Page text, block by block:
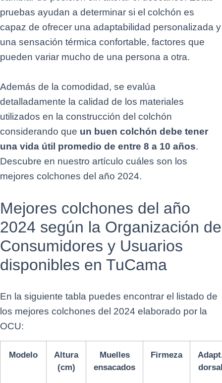
pruebas ayudan a determinar si el colchón es
capaz de ofrecer una adaptabilidad personalizada y
una sensación térmica confortable, factores que
pueden variar mucho de una persona a otra.
Además de la comodidad, se evalúa
detalladamente la calidad de los materiales
utilizados en la construcción del colchón
considerando que un buen colchón debe tener
una vida útil promedio de entre 8 a 10 años.
Descubre en nuestro artículo cuáles son los
mejores colchones del año 2024.
Mejores colchones del año
2024 según la Organización de
Consumidores y Usuarios
disponibles en TuCama
En la siguiente tabla puedes encontrar el listado de
los mejores colchones del 2024 elaborado por la
OCU:
Modelo
Altura
(cm)
Muelles
ensacados
Firmeza